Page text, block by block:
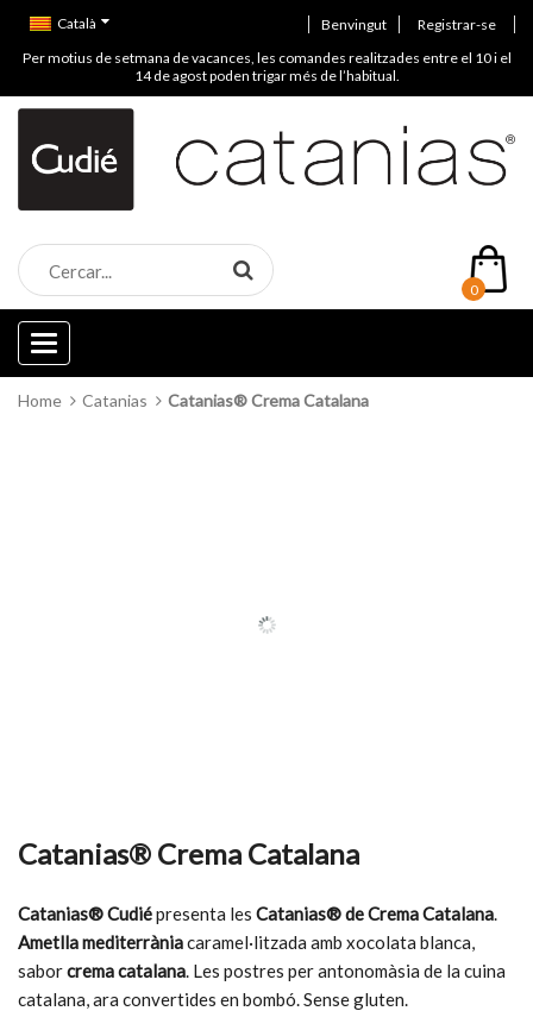
Benvingut Registrar-se
Català
Per motius de setmana de vacances, les comandes realitzades entre el 10 i el
14 de agost poden trigar més de l’habitual.
0
Categories
Home Catanias Catanias® Crema Catalana
Catanias® Crema Catalana
Catanias® Cudiépresenta les Catanias® de Crema Catalana.
Ametlla mediterràniacaramel·litzada amb xocolata blanca,
saborcrema catalana. Les postres per antonomàsia de la cuina
catalana, ara convertides en bombó. Sense gluten.